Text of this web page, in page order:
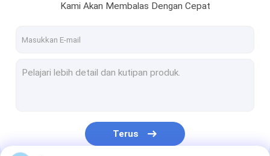
Kami Akan Membalas Dengan Cepat
Terus